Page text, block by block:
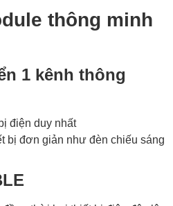
thông minh
1 kênh thông
điện duy nhất
bị đơn giản như đèn chiếu sáng